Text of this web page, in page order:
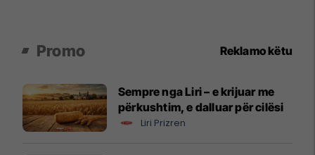
Promo Reklamo këtu
Sempre nga Liri – e krijuar me
përkushtim, e dalluar për cilësi
Liri Prizren